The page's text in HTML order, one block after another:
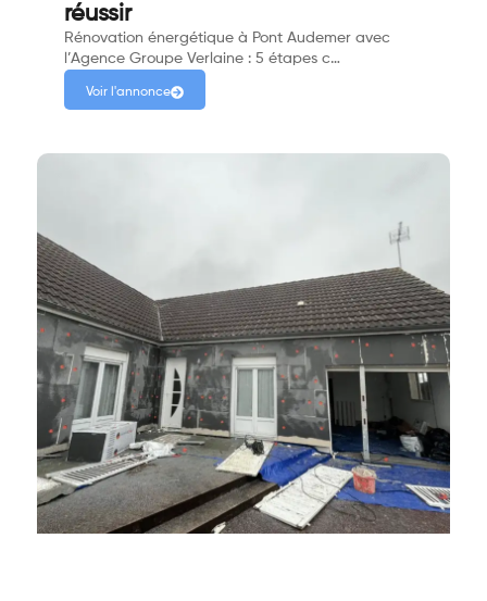
réussir
Rénovation énergétique à Pont Audemer avec
l’Agence Groupe Verlaine : 5 étapes c…
Voir l'annonce